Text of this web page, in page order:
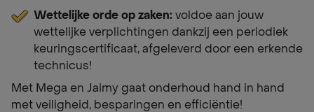
Wettelijke orde op zaken: voldoe aan jouw
wettelijke verplichtingen dankzij een periodiek
keuringscertificaat, afgeleverd door een erkende
technicus!
Met Mega en Jaimy gaat onderhoud hand in hand
met veiligheid, besparingen en efficiëntie!